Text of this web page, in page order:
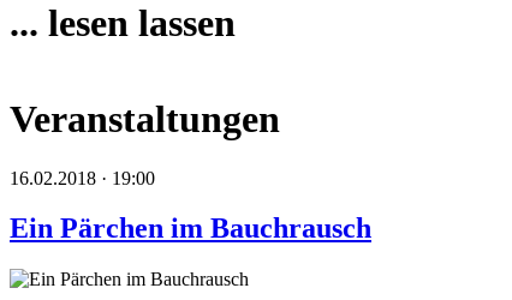
... lesen lassen
Veranstaltungen
16.02.2018 · 19:00
Ein Pärchen im Bauchrausch